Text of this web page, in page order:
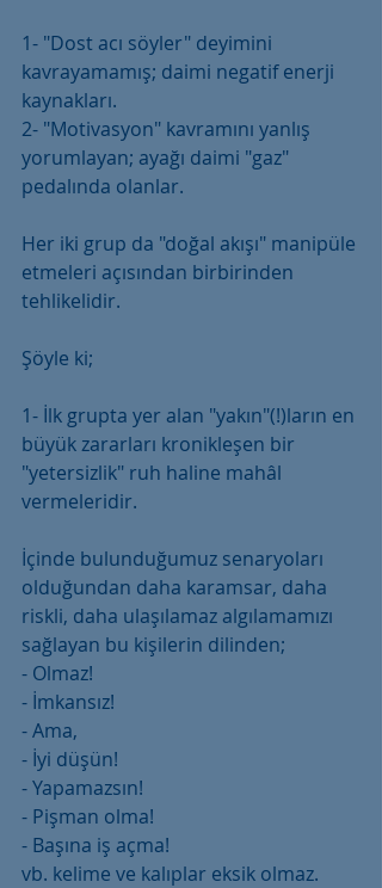
1- "Dost acı söyler" deyimini
kavrayamamış; daimi negatif enerji
kaynakları.
2- "Motivasyon" kavramını yanlış
yorumlayan; ayağı daimi "gaz"
pedalında olanlar.
Her iki grup da "doğal akışı" manipüle
etmeleri açısından birbirinden
tehlikelidir.
Şöyle ki;
1- İlk grupta yer alan "yakın"(!)ların en
büyük zararları kronikleşen bir
"yetersizlik" ruh haline mahâl
vermeleridir.
İçinde bulunduğumuz senaryoları
olduğundan daha karamsar, daha
riskli, daha ulaşılamaz algılamamızı
sağlayan bu kişilerin dilinden;
- Olmaz!
- İmkansız!
- Ama,
- İyi düşün!
- Yapamazsın!
- Pişman olma!
- Başına iş açma!
vb. kelime ve kalıplar eksik olmaz.